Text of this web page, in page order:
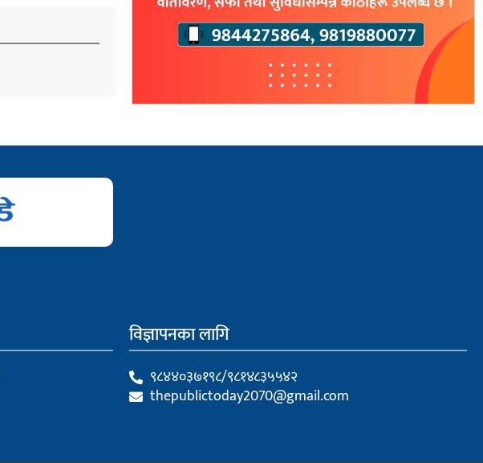
विज्ञापनका लागि
९८४४०३७१९८/९८१४८३५५४२
thepublictoday2070@gmail.com